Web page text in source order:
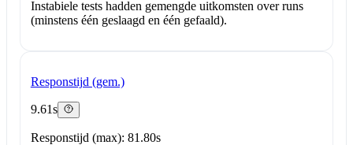
Instabiele tests hadden gemengde uitkomsten over runs
(minstens één geslaagd en één gefaald).
Responstijd (gem.)
9.61s
Responstijd (max): 81.80s